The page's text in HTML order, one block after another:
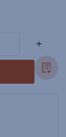
+